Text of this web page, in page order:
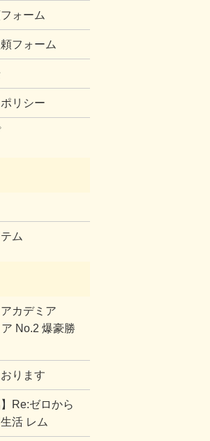
ォーム
フォーム
リシー
ム
カデミア
No.2 爆豪勝
ります
Re:ゼロから
活 レム